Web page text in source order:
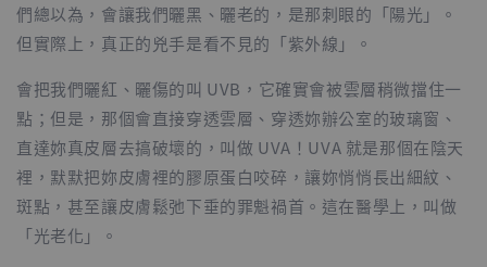
們總以為，會讓我們曬黑、曬老的，是那刺眼的「陽光」。
但實際上，真正的兇手是看不見的「紫外線」。
會把我們曬紅、曬傷的叫 UVB，它確實會被雲層稍微擋住一
點；但是，那個會直接穿透雲層、穿透妳辦公室的玻璃窗、
直達妳真皮層去搞破壞的，叫做 UVA！UVA 就是那個在陰天
裡，默默把妳皮膚裡的膠原蛋白咬碎，讓妳悄悄長出細紋、
斑點，甚至讓皮膚鬆弛下垂的罪魁禍首。這在醫學上，叫做
「光老化」。